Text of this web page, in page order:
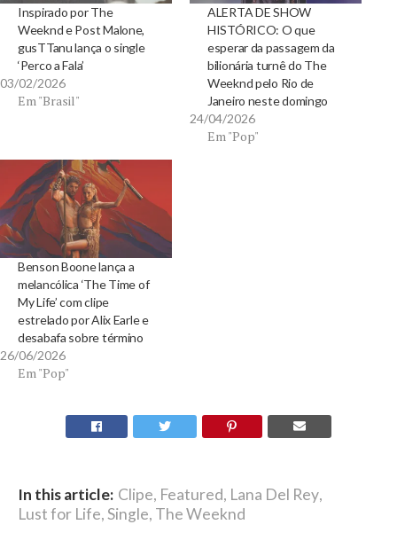
Inspirado por The
Weeknd e Post Malone,
gusTTanu lança o single
‘Perco a Fala’
03/02/2026
Em "Brasil"
ALERTA DE SHOW
HISTÓRICO: O que
esperar da passagem da
bilionária turnê do The
Weeknd pelo Rio de
Janeiro neste domingo
24/04/2026
Em "Pop"
Benson Boone lança a
melancólica ‘The Time of
My Life’ com clipe
estrelado por Alix Earle e
desabafa sobre término
26/06/2026
Em "Pop"
In this article: Clipe, Featured, Lana Del Rey,
Lust for Life,Single, The Weeknd